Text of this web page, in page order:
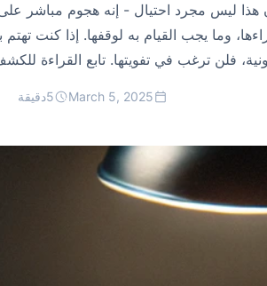
40 ألف دولار، فإن هذا ليس مجرد احتيال - إنه هجوم
وما يجب القيام به لوقفها. إذا كنت تهتم
فلن ترغب في تفويتها. تابع القراءة
March 5, 2025
5دقيقة